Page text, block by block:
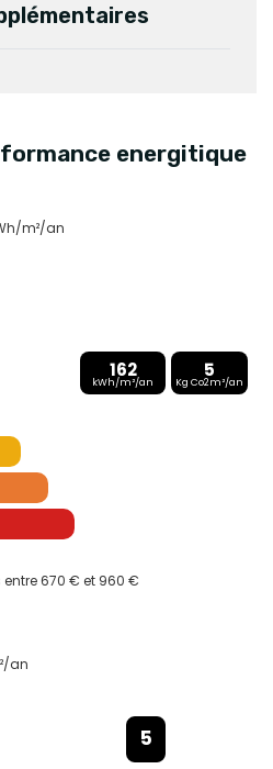
energitique
m²/an
162
kWh/m²/an
5
Kg Co2m²/an
670 € et 960 €
an
5